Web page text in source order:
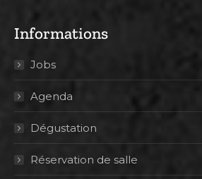
Informations
Jobs
Agenda
Dégustation
Réservation de salle